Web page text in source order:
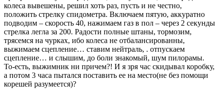
колеса вывешены, решил хоть раз, пусть и не честно,
положить стрелку спидометра. Включаем пятую, аккуратно
подводим – скорость 40, нажимаем газ в пол – через 2 секунды
стрелка легла за 200. Радости полные штаны, тормозим,
трясемся на чурках, ибо колеса не отбалансированны,
выжимаем сцепление… ставим нейтраль, . отпускаем
сцепление… и слышим, до боли знакомый, шум пилорамы.
То-есть, выжимник ни причем?! И я зря час скидывал коробку,
а потом 3 часа пытался поставить ее на место(не без помощи
корешей разумеется)?